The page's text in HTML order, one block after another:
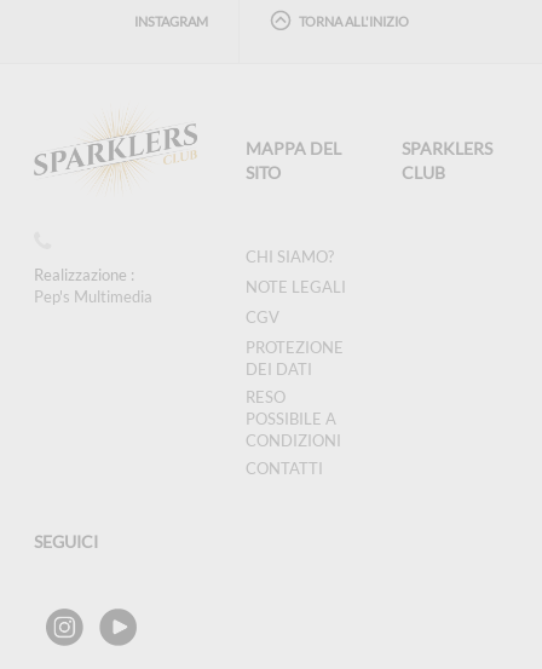
INSTAGRAM TORNA ALL'INIZIO
Realizzazione :
Pep's Multimedia
MAPPA DEL
SITO
CHI SIAMO?
NOTE LEGALI
CGV
PROTEZIONE
DEI DATI
RESO
POSSIBILE A
CONDIZIONI
CONTATTI
SPARKLERS
CLUB
SEGUICI